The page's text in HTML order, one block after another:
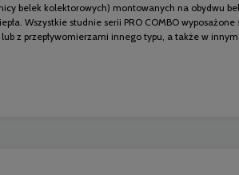
belek kolektorowych) montowanych na obydwu
Wszystkie studnie serii PRO COMBO wyposażone
z przepływomierzami innego typu, a także w